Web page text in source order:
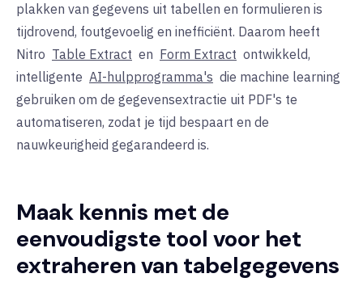
plakken van gegevens uit tabellen en formulieren is
tijdrovend, foutgevoelig en inefficiënt. Daarom heeft
Nitro Table Extract en Form Extract ontwikkeld,
intelligente AI-hulpprogramma's die machine learning
gebruiken om de gegevensextractie uit PDF's te
automatiseren, zodat je tijd bespaart en de
nauwkeurigheid gegarandeerd is.
Maak kennis met de
eenvoudigste tool voor het
extraheren van tabelgegevens